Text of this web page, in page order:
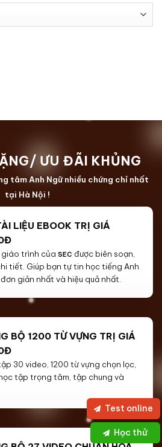
ƯU ĐÃI KHỦNG
tâm Anh Ngữ nhiều chứng chỉ nhất
tại Hà Nội !
LIỆU EBOOK TRỊ GIÁ
giáo trình của SEC được biên soạn,
tiết. Giúp bạn tự tin học tiếng Anh
giản nhất và hiệu quả nhất.
BỘ 1200 TỪ VỰNG TRỊ GIÁ
30 video, 1200 từ vựng chọn lọc,
tập trọng tâm, tập chung và
Học thử
Test online